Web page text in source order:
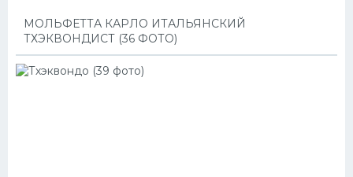
МОЛЬФЕТТА КАРЛО ИТАЛЬЯНСКИЙ
ТХЭКВОНДИСТ (36 ФОТО)